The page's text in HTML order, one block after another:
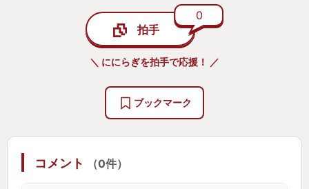
拍手
0
＼ ににらぎを拍手で応援！ ／
ブックマーク
コメント （0件）